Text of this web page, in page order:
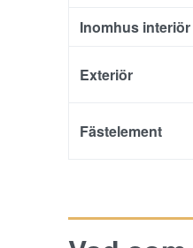
Inomhus interiör
Exteriör
Fästelement